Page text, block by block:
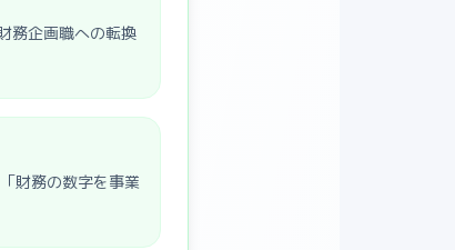
務企画職への転換
財務の数字を事業